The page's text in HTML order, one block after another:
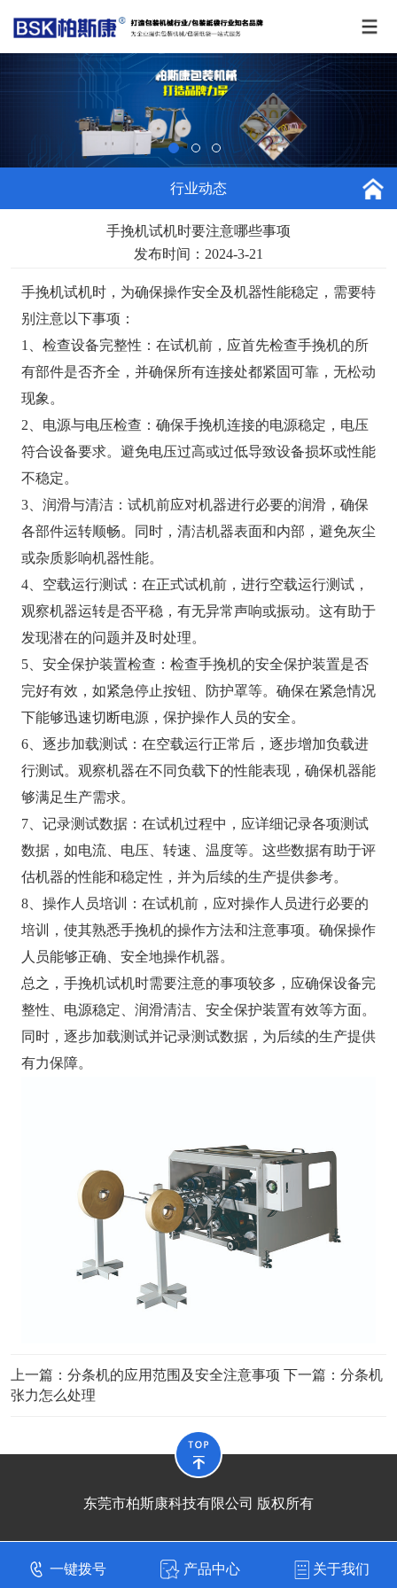
行业动态
手挽机试机时要注意哪些事项
发布时间：2024-3-21
手挽机试机时，为确保操作安全及机器性能稳定，需要特
别注意以下事项：
1、检查设备完整性：在试机前，应首先检查手挽机的所
有部件是否齐全，并确保所有连接处都紧固可靠，无松动
现象。
2、电源与电压检查：确保手挽机连接的电源稳定，电压
符合设备要求。避免电压过高或过低导致设备损坏或性能
不稳定。
3、润滑与清洁：试机前应对机器进行必要的润滑，确保
各部件运转顺畅。同时，清洁机器表面和内部，避免灰尘
或杂质影响机器性能。
4、空载运行测试：在正式试机前，进行空载运行测试，
观察机器运转是否平稳，有无异常声响或振动。这有助于
发现潜在的问题并及时处理。
5、安全保护装置检查：检查手挽机的安全保护装置是否
完好有效，如紧急停止按钮、防护罩等。确保在紧急情况
下能够迅速切断电源，保护操作人员的安全。
6、逐步加载测试：在空载运行正常后，逐步增加负载进
行测试。观察机器在不同负载下的性能表现，确保机器能
够满足生产需求。
7、记录测试数据：在试机过程中，应详细记录各项测试
数据，如电流、电压、转速、温度等。这些数据有助于评
估机器的性能和稳定性，并为后续的生产提供参考。
8、操作人员培训：在试机前，应对操作人员进行必要的
培训，使其熟悉手挽机的操作方法和注意事项。确保操作
人员能够正确、安全地操作机器。
总之，手挽机试机时需要注意的事项较多，应确保设备完
整性、电源稳定、润滑清洁、安全保护装置有效等方面。
同时，逐步加载测试并记录测试数据，为后续的生产提供
有力保障。
上一篇： 分条机的应用范围及安全注意事项 下一篇： 分条机
张力怎么处理
东莞市柏斯康科技有限公司 版权所有
一键拨号 产品中心 关于我们